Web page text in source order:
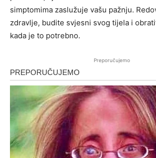
simptomima zaslužuje vašu pažnju.
zdravlje, budite svjesni svog tijela i
kada je to potrebno.
Preporučujemo